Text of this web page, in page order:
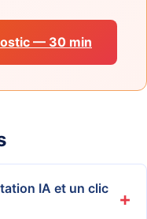
— 30 min
IA et un clic